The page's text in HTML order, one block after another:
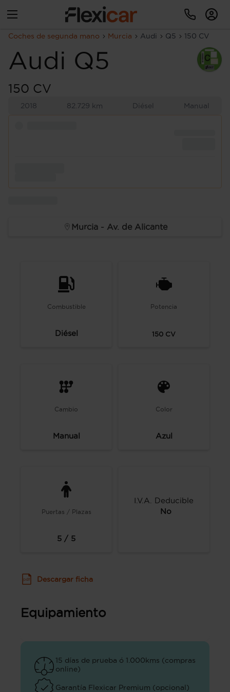
Coches de segunda mano Murcia Audi Q5 150 CV
Audi Q5
150 CV
2018 82.729 km Diésel Manual
Murcia - Av. de Alicante
Combustible
Diésel
Potencia
150 CV
Cambio
Manual
Color
Azul
Puertas / Plazas
5 / 5
I.V.A. Deducible
No
Descargar ficha
Equipamiento
15 días de prueba ó 1.000kms (compras
online)
Garantía Flexicar Premium (opcional)